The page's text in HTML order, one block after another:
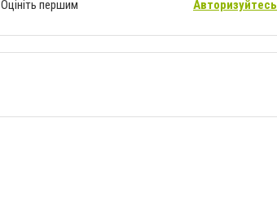
Оцініть першим Авторизуйтесь